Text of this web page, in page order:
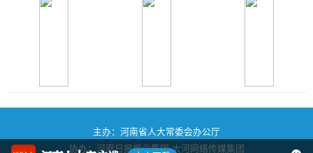
主办：河南省人大常委会办公厅
协办：河南日报报业集团大河网络传媒集团